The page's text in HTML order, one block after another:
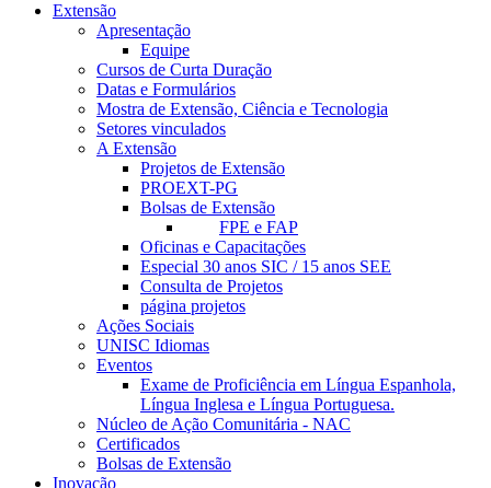
Extensão
Apresentação
Equipe
Cursos de Curta Duração
Datas e Formulários
Mostra de Extensão, Ciência e Tecnologia
Setores vinculados
A Extensão
Projetos de Extensão
PROEXT-PG
Bolsas de Extensão
FPE e FAP
Oficinas e Capacitações
Especial 30 anos SIC / 15 anos SEE
Consulta de Projetos
página projetos
Ações Sociais
UNISC Idiomas
Eventos
Exame de Proficiência em Língua Espanhola,
Língua Inglesa e Língua Portuguesa.
Núcleo de Ação Comunitária - NAC
Certificados
Bolsas de Extensão
Inovação